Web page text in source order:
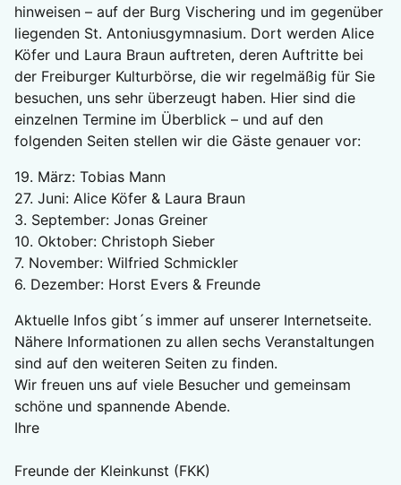
hinweisen – auf der Burg Vischering und im gegenüber
liegenden St. Antoniusgymnasium. Dort werden Alice
Köfer und Laura Braun auftreten, deren Auftritte bei
der Freiburger Kulturbörse, die wir regelmäßig für Sie
besuchen, uns sehr überzeugt haben. Hier sind die
einzelnen Termine im Überblick – und auf den
folgenden Seiten stellen wir die Gäste genauer vor:
19. März: Tobias Mann
27. Juni: Alice Köfer & Laura Braun
3. September: Jonas Greiner
10. Oktober: Christoph Sieber
7. November: Wilfried Schmickler
6. Dezember: Horst Evers & Freunde
Aktuelle Infos gibt´s immer auf unserer Internetseite.
Nähere Informationen zu allen sechs Veranstaltungen
sind auf den weiteren Seiten zu finden.
Wir freuen uns auf viele Besucher und gemeinsam
schöne und spannende Abende.
Ihre
Freunde der Kleinkunst (FKK)